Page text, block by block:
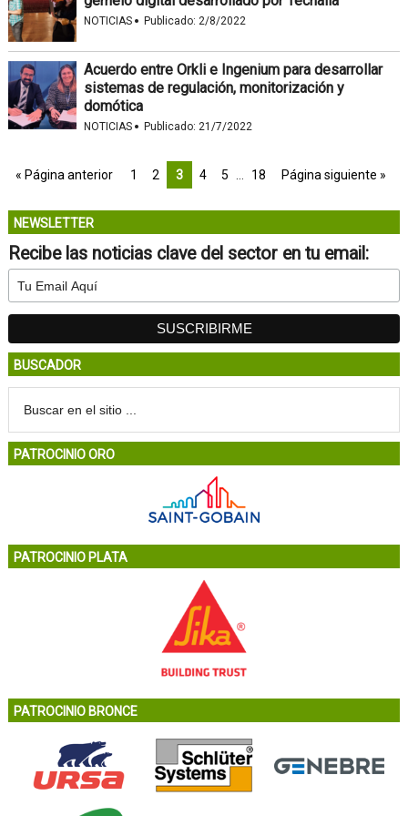
NOTICIAS · Publicado: 2/8/2022
Acuerdo entre Orkli e Ingenium para desarrollar
sistemas de regulación, monitorización y
domótica
NOTICIAS · Publicado: 21/7/2022
« Página anterior 1 2 3 4 5 18 Página siguiente »
NEWSLETTER
Recibe las noticias clave del sector en tu email:
BUSCADOR
PATROCINIO ORO
PATROCINIO PLATA
PATROCINIO BRONCE